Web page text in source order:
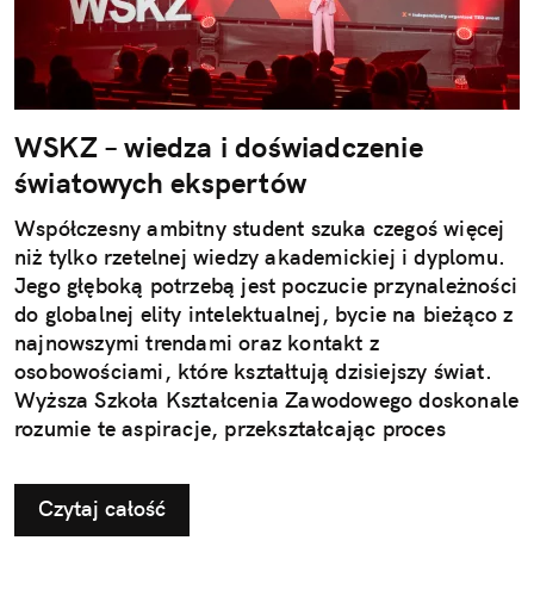
WSKZ – wiedza i doświadczenie
światowych ekspertów
Współczesny ambitny student szuka czegoś więcej
niż tylko rzetelnej wiedzy akademickiej i dyplomu.
Jego głęboką potrzebą jest poczucie przynależności
do globalnej elity intelektualnej, bycie na bieżąco z
najnowszymi trendami oraz kontakt z
osobowościami, które kształtują dzisiejszy świat.
Wyższa Szkoła Kształcenia Zawodowego doskonale
rozumie te aspiracje, przekształcając proces
tradycja akademicka spotyka się z technologią
jutra i wizjonerskim myśleniem.
Czytaj całość